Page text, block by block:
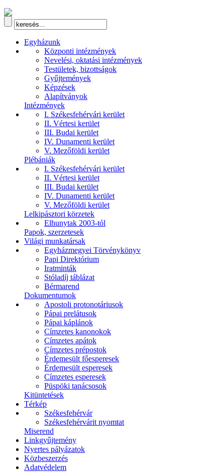
Egyházunk
Központi intézmények
Nevelési, oktatási intézmények
Testületek, bizottságok
Gyűjtemények
Képzések
Alapítványok
Intézmények
I. Székesfehérvári kerület
II. Vértesi kerület
III. Budai kerület
IV. Dunamenti kerület
V. Mezőföldi kerület
Plébániák
I. Székesfehérvári kerület
II. Vértesi kerület
III. Budai kerület
IV. Dunamenti kerület
V. Mezőföldi kerület
Lelkipásztori körzetek
Elhunytak 2003-tól
Papok, szerzetesek
Világi munkatársak
Egyházmegyei Törvénykönyv
Papi Direktórium
Iratminták
Stóladíj táblázat
Bérmarend
Dokumentumok
Apostoli protonotáriusok
Pápai prelátusok
Pápai káplánok
Címzetes kanonokok
Címzetes apátok
Címzetes prépostok
Érdemesült főesperesek
Érdemesült esperesek
Címzetes esperesek
Püspöki tanácsosok
Kitüntetések
Térkép
Székesfehérvár
Székesfehérvárit nyomtat
Miserend
Linkgyűjtemény
Nyertes pályázatok
Közbeszerzés
Adatvédelem